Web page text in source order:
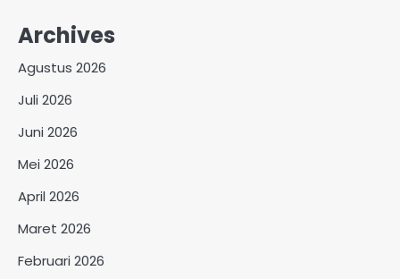
Archives
Agustus 2026
Juli 2026
Juni 2026
Mei 2026
April 2026
Maret 2026
Februari 2026